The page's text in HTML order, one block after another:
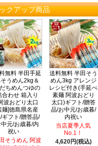
クアップ商品
無料 半田手延
うめん2kg＆
ちめんつゆの
合わせ 箱入り
波おどり太口
麺]徳島県名産
ギフト/贈答品/
元/お歳暮/内
祝い
そうめん 阿波
送料無料 半田そう
めん3kg アレンジ
レシピ付き(手延べ
素麺 阿波おどり
太口)ギフト/贈答
品/お中元/お歳暮/
内祝い
当店夏季人気
No.1！
4,620円(税込)